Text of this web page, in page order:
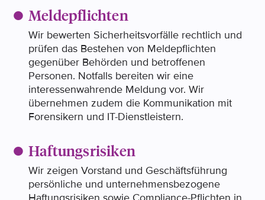
Meldepflichten
Wir bewerten Sicherheitsvorfälle rechtlich und
prüfen das Bestehen von Meldepflichten
gegenüber Behörden und betroffenen
Personen. Notfalls bereiten wir eine
interessenwahrende Meldung vor. Wir
übernehmen zudem die Kommunikation mit
Forensikern und IT-Dienstleistern.
Haftungsrisiken
Wir zeigen Vorstand und Geschäftsführung
persönliche und unternehmensbezogene